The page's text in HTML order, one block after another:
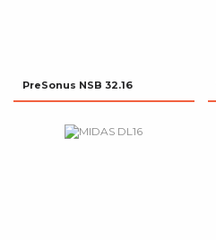
PreSonus NSB 32.16